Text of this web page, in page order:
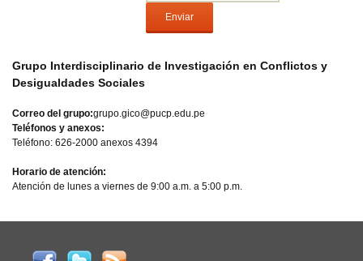
Grupo Interdisciplinario de Investigación en Conflictos y
Desigualdades Sociales
Correo del grupo:grupo.gico@pucp.edu.pe
Teléfonos y anexos:
Teléfono: 626-2000 anexos 4394
Horario de atención:
Atención de lunes a viernes de 9:00 a.m. a 5:00 p.m.